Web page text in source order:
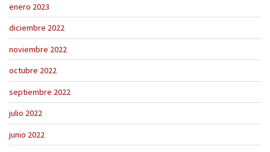
enero 2023
diciembre 2022
noviembre 2022
octubre 2022
septiembre 2022
julio 2022
junio 2022